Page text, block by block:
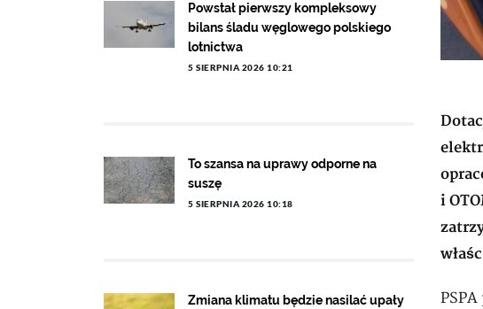
i
Powstał pierwszy kompleksowy
bilans śladu węglowego polskiego
lotnictwa
5 SIERPNIA 2026 10:21
To szansa na uprawy odporne na
suszę
5 SIERPNIA 2026 10:18
Zmiana klimatu będzie nasilać upały